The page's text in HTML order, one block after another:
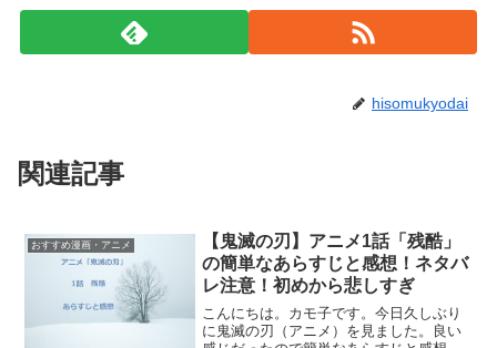
hisomukyodai
関連記事
おすすめ漫画・アニメ
【鬼滅の刃】アニメ1話「残酷」
の簡単なあらすじと感想！ネタバ
レ注意！初めから悲しすぎ
こんにちは。カモ子です。今日久しぶり
に鬼滅の刃（アニメ）を見ました。良い